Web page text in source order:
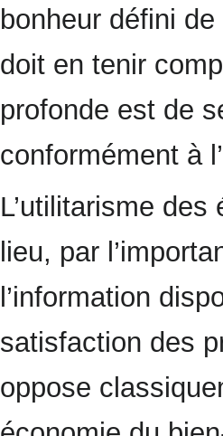
bonheur défini
doit en tenir
profonde est de
conformément à
L’utilitarisme
lieu, par
l’information
satisfaction des
oppose